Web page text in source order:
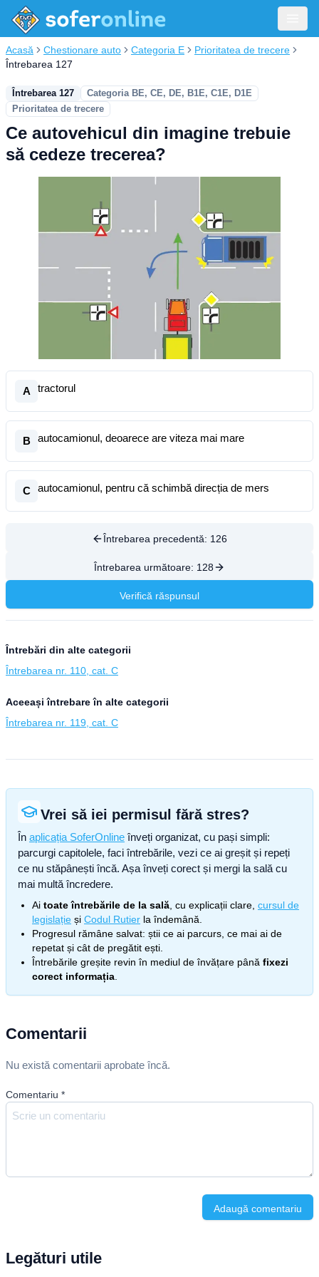
Acasă Chestionare auto Categoria E
Prioritatea de trecere
Întrebarea 127
Întrebarea 127
Categoria BE, CE, DE, B1E, C1E, D1E
Prioritatea de trecere
Ce autovehicul din imagine trebuie
să cedeze trecerea?
A tractorul
B autocamionul, deoarece are viteza mai mare
C autocamionul, pentru că schimbă direcția de mers
Întrebarea precedentă: 126
Întrebarea următoare: 128
Verifică răspunsul
Întrebări din alte categorii
Întrebarea nr. 110, cat. C
Aceeași întrebare în alte categorii
Întrebarea nr. 119, cat. C
Vrei să iei permisul fără stres?
În aplicația SoferOnline înveți organizat, cu pași simpli:
parcurgi capitolele, faci întrebările, vezi ce ai greșit și repeți
ce nu stăpânești încă. Așa înveți corect și mergi la sală cu
mai multă încredere.
Ai toate întrebările de la sală , cu explicații clare, cursul de
legislație și Codul Rutier la îndemână.
Progresul rămâne salvat: știi ce ai parcurs, ce mai ai de
repetat și cât de pregătit ești.
Întrebările greșite revin în mediul de învățare până fixezi
corect informația
Comentarii
Nu există comentarii aprobate încă.
Comentariu *
Adaugă comentariu
Legături utile